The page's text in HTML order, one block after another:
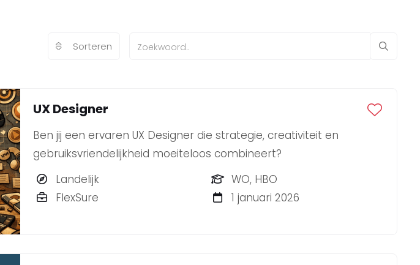
Sorteren
UX Designer
Ben jij een ervaren UX Designer die strategie, creativiteit en
gebruiksvriendelijkheid moeiteloos combineert?
Landelijk
WO, HBO
FlexSure
1 januari 2026